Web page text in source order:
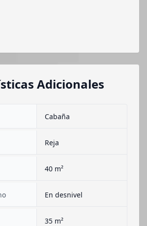
Adicionales
Cabaña
Reja
40 m²
En desnivel
35 m²